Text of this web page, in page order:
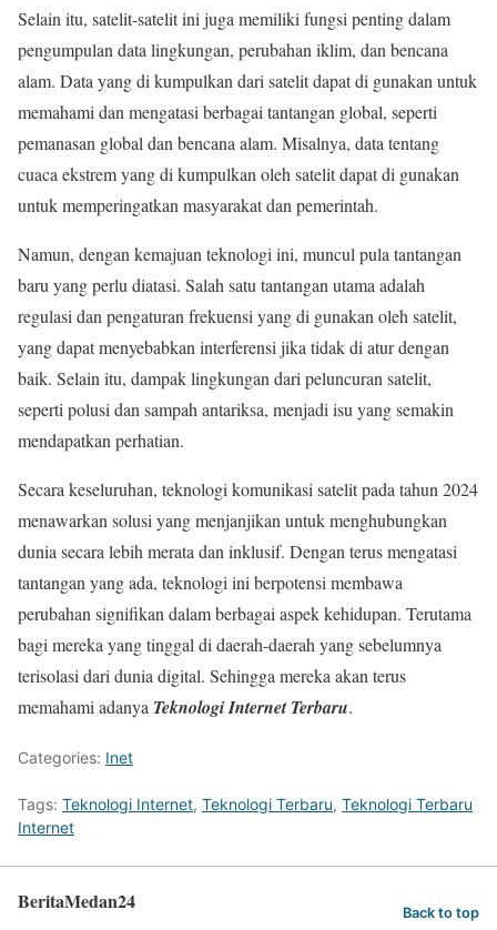
Selain itu, satelit-satelit ini juga memiliki fungsi penting dalam
pengumpulan data lingkungan, perubahan iklim, dan bencana
alam. Data yang di kumpulkan dari satelit dapat di gunakan untuk
memahami dan mengatasi berbagai tantangan global, seperti
pemanasan global dan bencana alam. Misalnya, data tentang
cuaca ekstrem yang di kumpulkan oleh satelit dapat di gunakan
untuk memperingatkan masyarakat dan pemerintah.
Namun, dengan kemajuan teknologi ini, muncul pula tantangan
baru yang perlu diatasi. Salah satu tantangan utama adalah
regulasi dan pengaturan frekuensi yang di gunakan oleh satelit,
yang dapat menyebabkan interferensi jika tidak di atur dengan
baik. Selain itu, dampak lingkungan dari peluncuran satelit,
seperti polusi dan sampah antariksa, menjadi isu yang semakin
mendapatkan perhatian.
Secara keseluruhan, teknologi komunikasi satelit pada tahun 2024
menawarkan solusi yang menjanjikan untuk menghubungkan
dunia secara lebih merata dan inklusif. Dengan terus mengatasi
tantangan yang ada, teknologi ini berpotensi membawa
perubahan signifikan dalam berbagai aspek kehidupan. Terutama
bagi mereka yang tinggal di daerah-daerah yang sebelumnya
terisolasi dari dunia digital. Sehingga mereka akan terus
memahami adanya Teknologi Internet Terbaru.
Categories: Inet
Tags: Teknologi Internet, Teknologi Terbaru, Teknologi Terbaru
Internet
BeritaMedan24 Back to top